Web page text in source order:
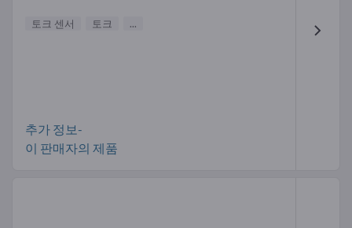
토크 센서 토크 ...
추가 정보-
이 판매자의 제품